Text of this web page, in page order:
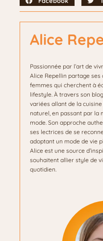
Alice
Passionnée par l’art de
Alice Repellin partage ses
femmes qui cherchent à
lifestyle. À travers son
variées allant de la
naturel, en passant par la
mode. Son approche
ses lectrices de se
adoptant un mode de vie
Alice est une source
souhaitent allier style de
quotidien.